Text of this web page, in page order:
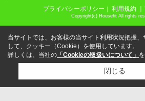
プライバシーポリシー ｜ 利用規約
Copyright(c) Housefit All rights
当サイトでは、お客様の当サイト利用状況把握、
して、クッキー（Cookie）を使用しています。
詳しくは、当社の 「Cookieの取扱いについて」
閉じる